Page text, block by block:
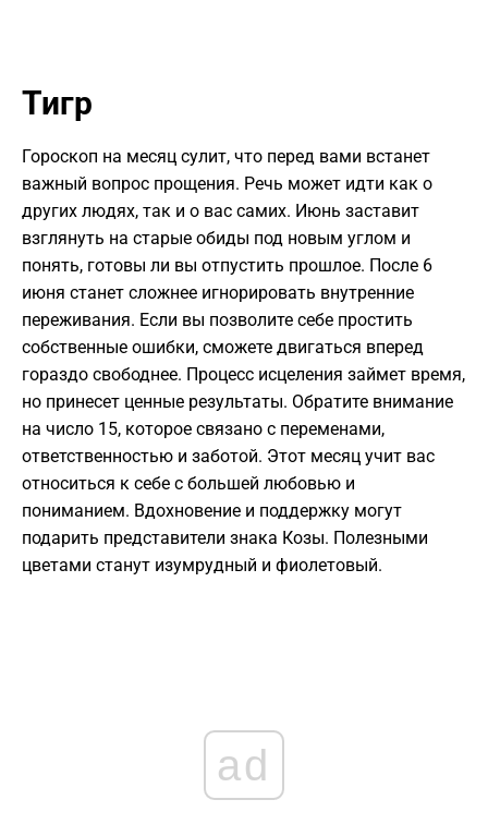
Тигр
Гороскоп на месяц сулит, что перед вами встанет
важный вопрос прощения. Речь может идти как о
других людях, так и о вас самих. Июнь заставит
взглянуть на старые обиды под новым углом и
понять, готовы ли вы отпустить прошлое. После 6
июня станет сложнее игнорировать внутренние
переживания. Если вы позволите себе простить
собственные ошибки, сможете двигаться вперед
гораздо свободнее. Процесс исцеления займет время,
но принесет ценные результаты. Обратите внимание
на число 15, которое связано с переменами,
ответственностью и заботой. Этот месяц учит вас
относиться к себе с большей любовью и
пониманием. Вдохновение и поддержку могут
подарить представители знака Козы. Полезными
цветами станут изумрудный и фиолетовый.
ad